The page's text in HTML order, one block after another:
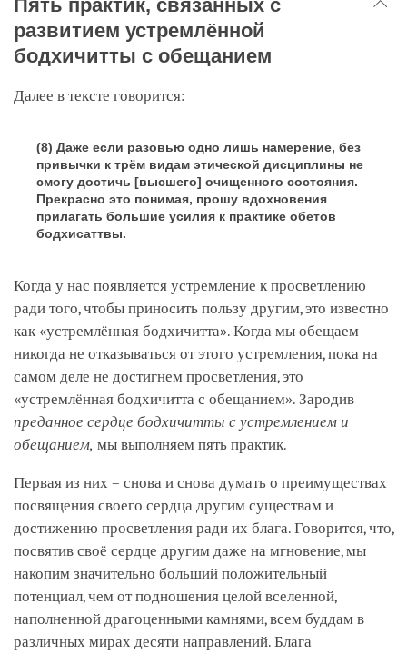
Пять практик, связанных с
развитием устремлённой
бодхичитты с обещанием
Далее в тексте говорится:
(8) Даже если разовью одно лишь намерение, без
привычки к трём видам этической дисциплины не
смогу достичь [высшего] очищенного состояния.
Прекрасно это понимая, прошу вдохновения
прилагать большие усилия к практике обетов
бодхисаттвы.
Когда у нас появляется устремление к просветлению
ради того, чтобы приносить пользу другим, это известно
как «устремлённая бодхичитта». Когда мы обещаем
никогда не отказываться от этого устремления, пока на
самом деле не достигнем просветления, это
«устремлённая бодхичитта с обещанием». Зародив
преданное сердце бодхичитты с устремлением и
обещанием, мы выполняем пять практик.
Первая из них – снова и снова думать о преимуществах
посвящения своего сердца другим существам и
достижению просветления ради их блага. Говорится, что,
посвятив своё сердце другим даже на мгновение, мы
накопим значительно больший положительный
потенциал, чем от подношения целой вселенной,
наполненной драгоценными камнями, всем буддам в
различных мирах десяти направлений. Блага